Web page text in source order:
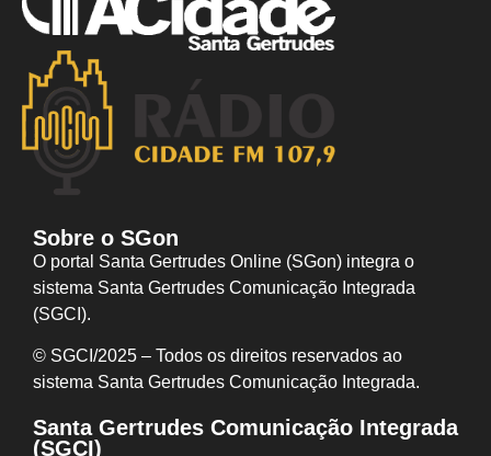
Sobre o SGon
O portal Santa Gertrudes Online (SGon) integra o
sistema Santa Gertrudes Comunicação Integrada
(SGCI).
© SGCI/2025 – Todos os direitos reservados ao
sistema Santa Gertrudes Comunicação I ntegrada.
Santa Gertrudes Comunicação Integrada
(SGCI)